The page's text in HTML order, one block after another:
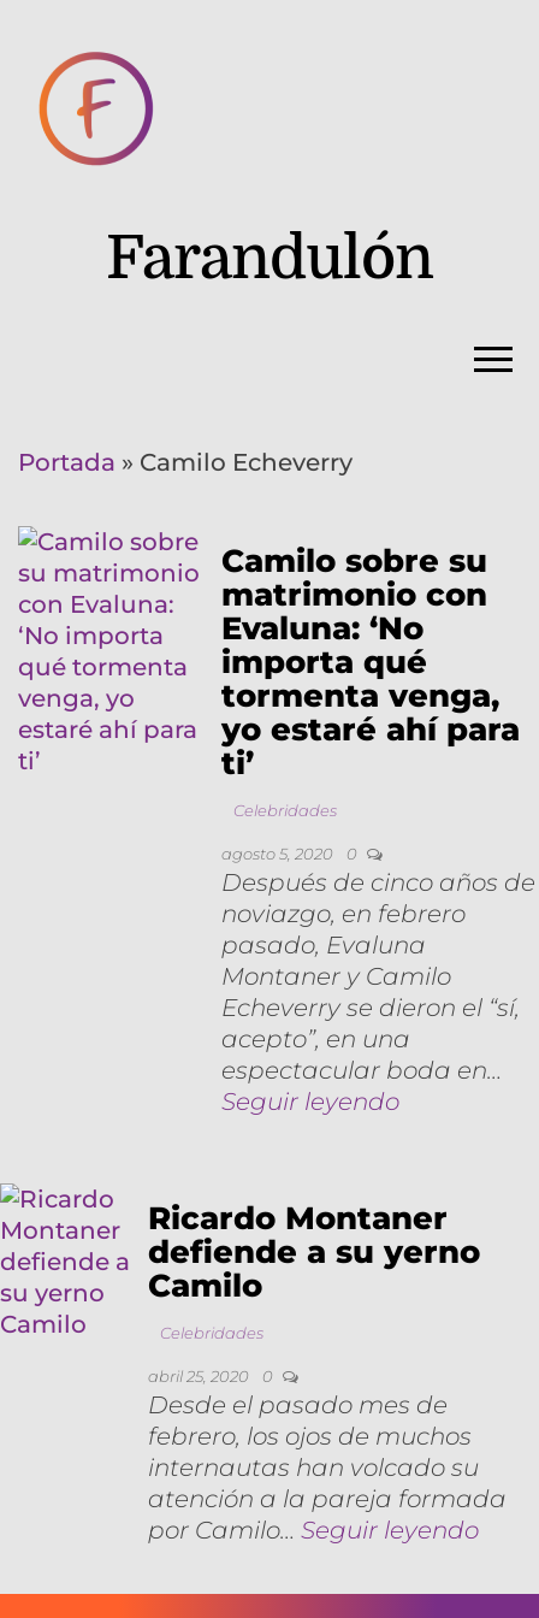
Farandulón
Portada » Camilo Echeverry
Camilo sobre su
matrimonio con
Evaluna: ‘No
importa qué
tormenta venga,
yo estaré ahí para
ti’
Celebridades
agosto 5, 2020 0
Después de cinco años de
noviazgo, en febrero
pasado, Evaluna
Montaner y Camilo
Echeverry se dieron el “sí,
acepto”, en una
espectacular boda en…
Seguir leyendo
Ricardo Montaner
defiende a su yerno
Camilo
Celebridades
abril 25, 2020 0
Desde el pasado mes de
febrero, los ojos de muchos
internautas han volcado su
atención a la pareja formada
por Camilo…Seguir leyendo